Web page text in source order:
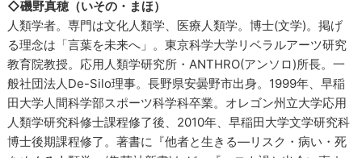
◇磯野真穂（いその・まほ）
人類学者。専門は文化人類学、医療人類学。博士(文学)。掲げ
る理念は「言葉を未来へ」。東京科学大学リベラルアーツ研究
教育院教授。応用人類学研究所・ANTHRO(アンソロ)所長。一
般社団法人De-Silo理事。長野県安曇野市出身。1999年、早稲
田大学人間科学部スポーツ科学科卒業。オレゴン州立大学応用
人類学研究科修士課程修了後、2010年、早稲田大学文学研究科
博士後期課程修了。著書に『他者と生きる―リスク・病い・死